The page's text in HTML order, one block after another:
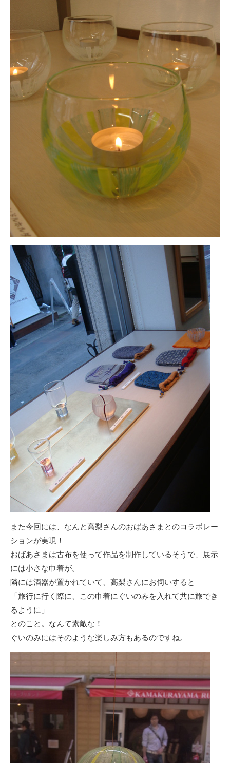
また今回には、なんと高梨さんのおばあさまとのコラボレー
ションが実現！
おばあさまは古布を使って作品を制作しているそうで、展示
には小さな巾着が。
隣には酒器が置かれていて、高梨さんにお伺いすると
「旅行に行く際に、この巾着にぐいのみを入れて共に旅でき
るように」
とのこと。なんて素敵な！
ぐいのみにはそのような楽しみ方もあるのですね。